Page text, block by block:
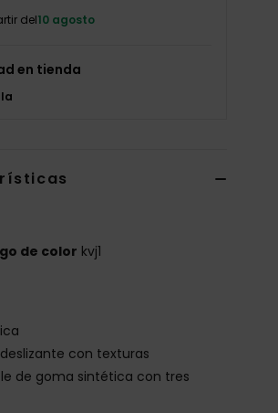
del10 agosto
en tienda
de color kvj1
con texturas
de goma sintética con tres